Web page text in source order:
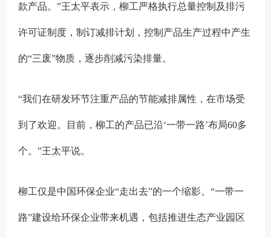
款产品。”王太平表示，柳工严格执行总量控制及排污
许可证制度，制订减排计划，控制产品生产过程中产生
的“三废”物质，逐步削减污染排量。
“我们在研发环节注重产品的节能减排属性，在市场受
到了欢迎。目前，柳工的产品已沿‘一带一路’布局60多
个。”王太平说。
柳工仅是中国环保企业“走出去”的一个缩影。“一带一
路”建设给环保企业带来机遇，包括推进生态产业园区